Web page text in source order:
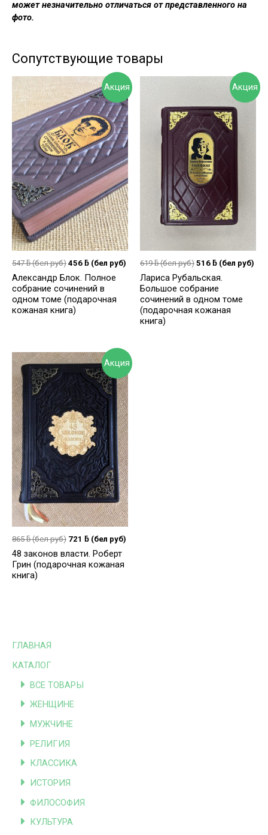
ГЛАВНАЯ
КАТАЛОГ
ВСЕ ТОВАРЫ
ЖЕНЩИНЕ
МУЖЧИНЕ
РЕЛИГИЯ
КЛАССИКА
ИСТОРИЯ
ФИЛОСОФИЯ
КУЛЬТУРА
может незначительно отличаться от представленного на
фото.
Сопутствующие товары
Акция
547ƃ(бел руб) 456 ƃ (бел руб)
Александр Блок. Полное
собрание сочинений в
одном томе (подарочная
кожаная книга)
Акция
619ƃ(бел руб) 516 ƃ (бел руб)
Лариса Рубальская.
Большое собрание
сочинений в одном томе
(подарочная кожаная
книга)
Акция
865ƃ(бел руб) 721 ƃ (бел руб)
48 законов власти. Роберт
Грин (подарочная кожаная
книга)